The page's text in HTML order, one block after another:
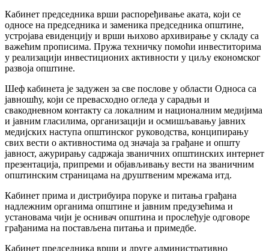
Кабинет председника врши распоређивање аката, који се
односе на председника и заменика председника општине,
устројава евиденцију и врши њихово архивирање у складу са
важећим прописима. Пружа техничку помоћи инвеститорима
у реализацији инвестиционих активности у циљу економског
развоја општине.
Шеф кабинета је задужен за све послове у области Односа са
јавношћу, који се превасходно огледа у сарадњи и
свакодневном контакту са локалним и националним медијима
и јавним гласилима, организацији и осмишљавању јавних
медијских наступа општинског руководства, конципирању
свих вести о активностима од значаја за грађане и општу
јавност, ажурирању садржаја званичних општинских интернет
презентација, припреми и објављивању вести на званичним
општинским страницама на друштвеним мрежама итд.
Кабинет прима и дистрибуира поруке и питања грађана
надлежним органима општине и јавним предузећима и
установама чији је оснивач општина и прослеђује одговоре
грађанима на постављена питања и примедбе.
Кабинет председника врши и друге административно